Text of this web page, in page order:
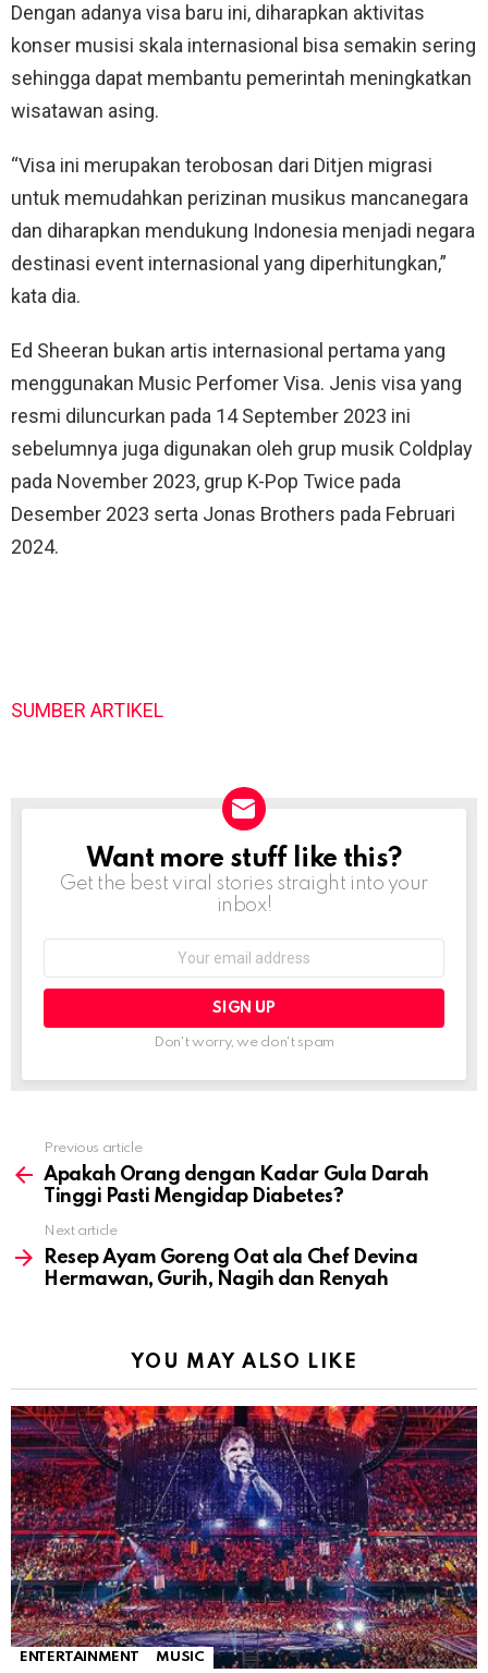
Dengan adanya visa baru ini, diharapkan aktivitas
konser musisi skala internasional bisa semakin sering
sehingga dapat membantu pemerintah meningkatkan
wisatawan asing.
“Visa ini merupakan terobosan dari Ditjen migrasi
untuk memudahkan perizinan musikus mancanegara
dan diharapkan mendukung Indonesia menjadi negara
destinasi event internasional yang diperhitungkan,”
kata dia.
Ed Sheeran bukan artis internasional pertama yang
menggunakan Music Perfomer Visa. Jenis visa yang
resmi diluncurkan pada 14 September 2023 ini
sebelumnya juga digunakan oleh grup musik Coldplay
pada November 2023, grup K-Pop Twice pada
Desember 2023 serta Jonas Brothers pada Februari
2024.
SUMBER ARTIKEL
NEWSLETTER
Want more stuff like this?
Get the best viral stories straight into your
inbox!
Don't worry, we don't spam
more
Previous article
Apakah Orang dengan Kadar Gula Darah
Tinggi Pasti Mengidap Diabetes?
Next article
Resep Ayam Goreng Oat ala Chef Devina
Hermawan, Gurih, Nagih dan Renyah
YOU MAY ALSO LIKE
ENTERTAINMENT MUSIC